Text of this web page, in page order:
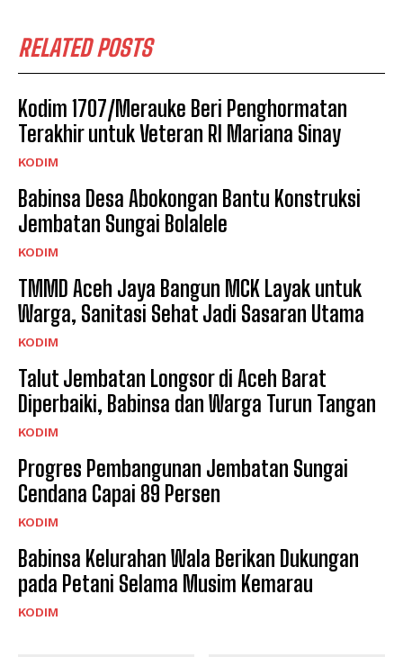
RELATED POSTS
Kodim 1707/Merauke Beri Penghormatan
Terakhir untuk Veteran RI Mariana Sinay
KODIM
Babinsa Desa Abokongan Bantu Konstruksi
Jembatan Sungai Bolalele
KODIM
TMMD Aceh Jaya Bangun MCK Layak untuk
Warga, Sanitasi Sehat Jadi Sasaran Utama
KODIM
Talut Jembatan Longsor di Aceh Barat
Diperbaiki, Babinsa dan Warga Turun Tangan
KODIM
Progres Pembangunan Jembatan Sungai
Cendana Capai 89 Persen
KODIM
Babinsa Kelurahan Wala Berikan Dukungan
pada Petani Selama Musim Kemarau
KODIM